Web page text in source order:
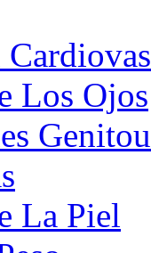
Los Ojos
La Piel